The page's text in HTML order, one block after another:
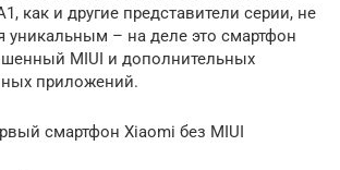
как и другие представители серии, не
уникальным – на деле это смартфон
MIUI и дополнительных
приложений.
смартфон Xiaomi без MIUI